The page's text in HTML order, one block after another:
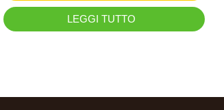
LEGGI TUTTO